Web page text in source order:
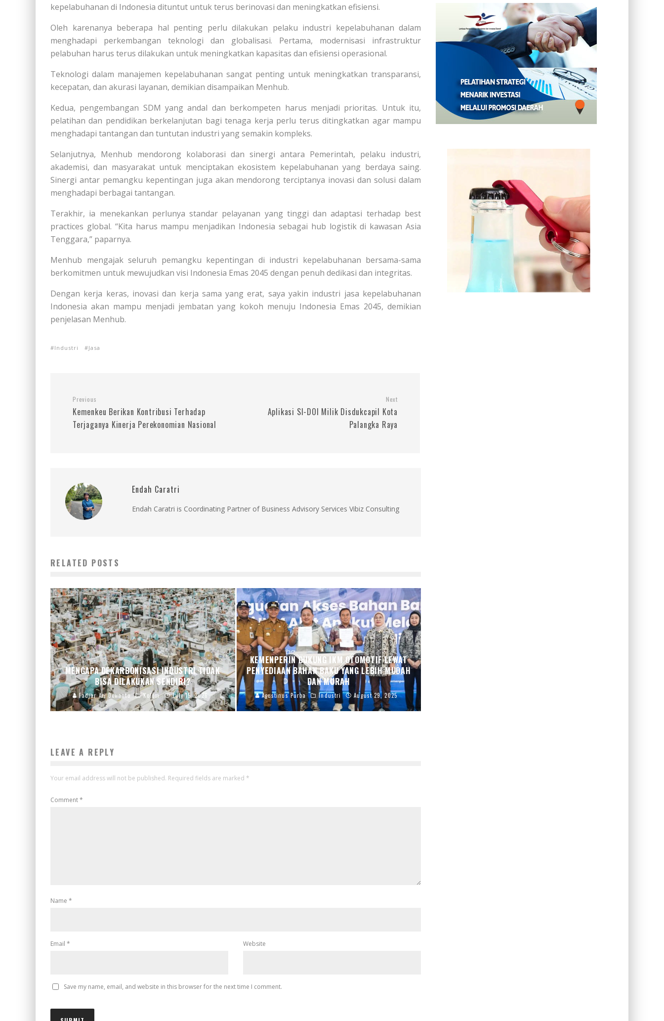
kepelabuhanan di Indonesia dituntut untuk terus berinovasi dan meningkatkan efisiensi.
Oleh karenanya beberapa hal penting perlu dilakukan pelaku industri kepelabuhanan dalam
menghadapi perkembangan teknologi dan globalisasi. Pertama, modernisasi infrastruktur
pelabuhan harus terus dilakukan untuk meningkatkan kapasitas dan efisiensi operasional.
Teknologi dalam manajemen kepelabuhanan sangat penting untuk meningkatkan transparansi,
kecepatan, dan akurasi layanan, demikian disampaikan Menhub.
Kedua, pengembangan SDM yang andal dan berkompeten harus menjadi prioritas. Untuk itu,
pelatihan dan pendidikan berkelanjutan bagi tenaga kerja perlu terus ditingkatkan agar mampu
menghadapi tantangan dan tuntutan industri yang semakin kompleks.
Selanjutnya, Menhub mendorong kolaborasi dan sinergi antara Pemerintah, pelaku industri,
akademisi, dan masyarakat untuk menciptakan ekosistem kepelabuhanan yang berdaya saing.
Sinergi antar pemangku kepentingan juga akan mendorong terciptanya inovasi dan solusi dalam
menghadapi berbagai tantangan.
Terakhir, ia menekankan perlunya standar pelayanan yang tinggi dan adaptasi terhadap best
practices global. “Kita harus mampu menjadikan Indonesia sebagai hub logistik di kawasan Asia
Tenggara,” paparnya.
Menhub mengajak seluruh pemangku kepentingan di industri kepelabuhanan bersama-sama
berkomitmen untuk mewujudkan visi Indonesia Emas 2045 dengan penuh dedikasi dan integritas.
Dengan kerja keras, inovasi dan kerja sama yang erat, saya yakin industri jasa kepelabuhanan
Indonesia akan mampu menjadi jembatan yang kokoh menuju Indonesia Emas 2045, demikian
penjelasan Menhub.
Industri Jasa
Previous
Kemenkeu Berikan Kontribusi Terhadap
Terjaganya Kinerja Perekonomian Nasional
Next
Aplikasi SI-DOI Milik Disdukcapil Kota
Palangka Raya
Endah Caratri
Endah Caratri is Coordinating Partner of Business Advisory Services Vibiz Consulting
RELATED POSTS
MENGAPA DEKARBONISASI INDUSTRI TIDAK
BISA DILAKUKAN SENDIRI?
Fadjar Ari Dewanto Kolom July 15, 2026
KEMENPERIN DUKUNG IKM OTOMOTIF LEWAT
PENYEDIAAN BAHAN BAKU YANG LEBIH MUDAH
DAN MURAH
Agustinus Purba Industri August 29, 2025
LEAVE A REPLY
Your email address will not be published. Required fields are marked *
Comment*
Name *
Email * Website
Save my name, email, and website in this browser for the next time I comment.